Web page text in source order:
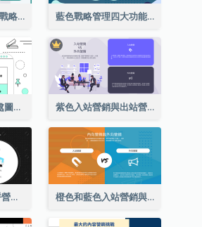
綠色和粉紅色管理戰略分析的四個功能 藍色戰略管理四大功能分析
6個內容營銷的好處圖表 紫色入站營銷與出站營銷策略分析
圈入站營銷VS外呼營銷策略分析 橙色和藍色入站營銷與出站營銷策略分析